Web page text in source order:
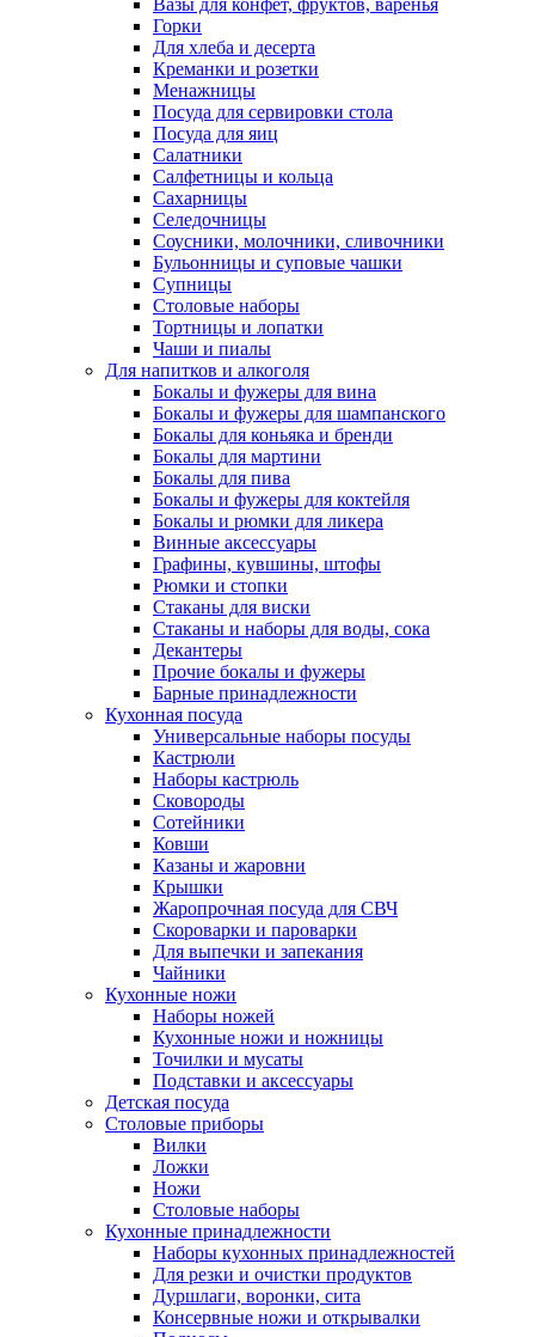
Вазы для конфет, фруктов, варенья
Горки
Для хлеба и десерта
Креманки и розетки
Менажницы
Посуда для сервировки стола
Посуда для яиц
Салатники
Салфетницы и кольца
Сахарницы
Селедочницы
Соусники, молочники, сливочники
Бульонницы и суповые чашки
Супницы
Столовые наборы
Тортницы и лопатки
Чаши и пиалы
Для напитков и алкоголя
Бокалы и фужеры для вина
Бокалы и фужеры для шампанского
Бокалы для коньяка и бренди
Бокалы для мартини
Бокалы для пива
Бокалы и фужеры для коктейля
Бокалы и рюмки для ликера
Винные аксессуары
Графины, кувшины, штофы
Рюмки и стопки
Стаканы для виски
Стаканы и наборы для воды, сока
Декантеры
Прочие бокалы и фужеры
Барные принадлежности
Кухонная посуда
Универсальные наборы посуды
Кастрюли
Наборы кастрюль
Сковороды
Сотейники
Ковши
Казаны и жаровни
Крышки
Жаропрочная посуда для СВЧ
Скороварки и пароварки
Для выпечки и запекания
Чайники
Кухонные ножи
Наборы ножей
Кухонные ножи и ножницы
Точилки и мусаты
Подставки и аксессуары
Детская посуда
Столовые приборы
Вилки
Ложки
Ножи
Столовые наборы
Кухонные принадлежности
Наборы кухонных принадлежностей
Для резки и очистки продуктов
Дуршлаги, воронки, сита
Консервные ножи и открывалки